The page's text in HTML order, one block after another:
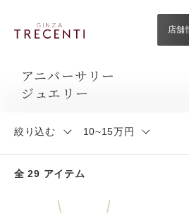
店舗
アニバーサリー
ジュエリー
全 29 アイテム
絞り込む 10~15万円